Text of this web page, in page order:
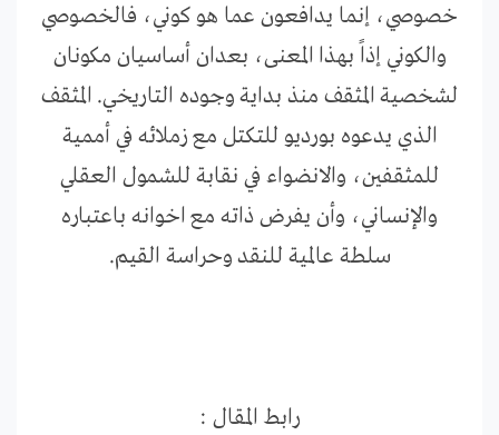
خصوصي، إنما يدافعون عما هو كوني، فالخصوصي
والكوني إذاً بهذا المعنى، بعدان أساسيان مكونان
لشخصية المثقف منذ بداية وجوده التاريخي. المثقف
الذي يدعوه بورديو للتكتل مع زملائه في أممية
للمثقفين، والانضواء في نقابة للشمول العقلي
والإنساني، وأن يفرض ذاته مع اخوانه باعتباره
سلطة عالمية للنقد وحراسة القيم.
رابط المقال :